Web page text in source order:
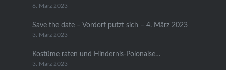
6. März 2023
Save the date – Vordorf putzt sich – 4. März 2023
3. März 2023
Kostüme raten und Hindernis-Polonaise…
3. März 2023